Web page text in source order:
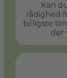
Kan
rådighed
billigste
der